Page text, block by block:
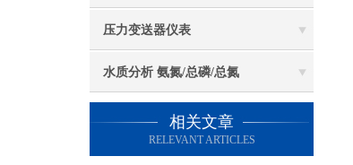
压力变送器仪表
水质分析 氨氮/总磷/总氮
相关文章
RELEVANT ARTICLES